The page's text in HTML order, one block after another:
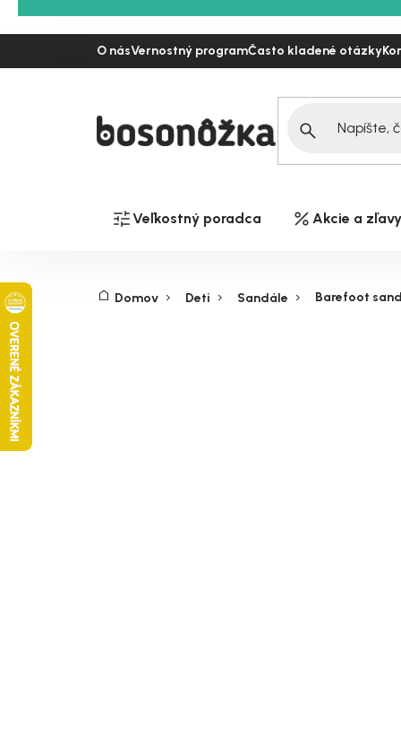
na
O násVernostný programČasto kladené otázky
Veľkostný poradca Akcie a zľavy
Domov Deti Sandále Barefoot